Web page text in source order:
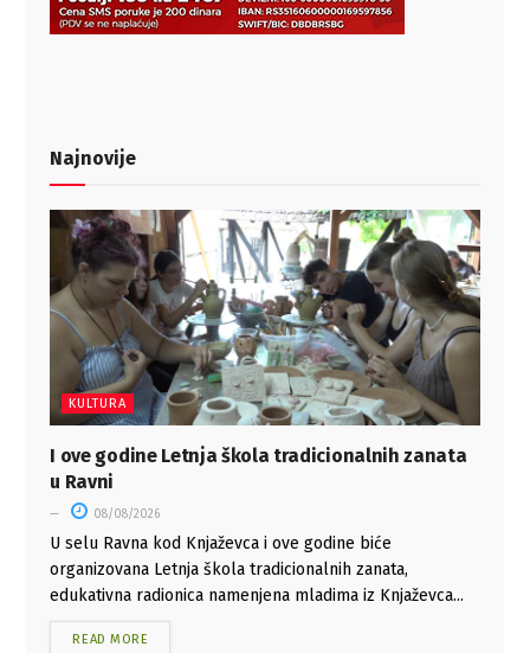
Najnovije
KULTURA
I ove godine Letnja škola tradicionalnih zanata
u Ravni
08/08/2026
U selu Ravna kod Knjaževca i ove godine biće
organizovana Letnja škola tradicionalnih zanata,
edukativna radionica namenjena mladima iz Knjaževca...
READ MORE